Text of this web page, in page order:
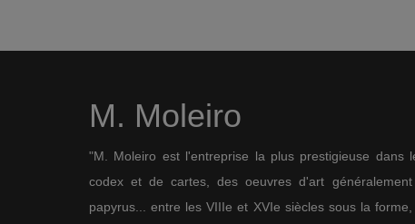
M. Moleiro
"M. Moleiro est l'entreprise la plus prestigieuse dans
codex et de cartes, des oeuvres d'art
papyrus... entre les VIIIe et XVIe siècles sous la